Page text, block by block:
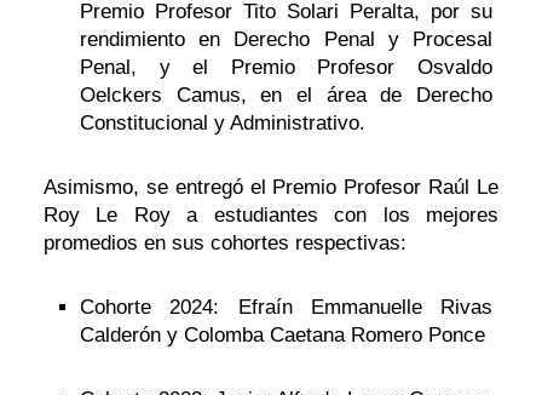
Premio Profesor Tito Solari Peralta, por su
rendimiento en Derecho Penal y Procesal
Penal, y el Premio Profesor Osvaldo
Oelckers Camus, en el área de Derecho
Constitucional y Administrativo.
Asimismo, se entregó el Premio Profesor Raúl Le
Roy Le Roy a estudiantes con los mejores
promedios en sus cohortes respectivas:
Cohorte 2024: Efraín Emmanuelle Rivas
Calderón y Colomba Caetana Romero Ponce